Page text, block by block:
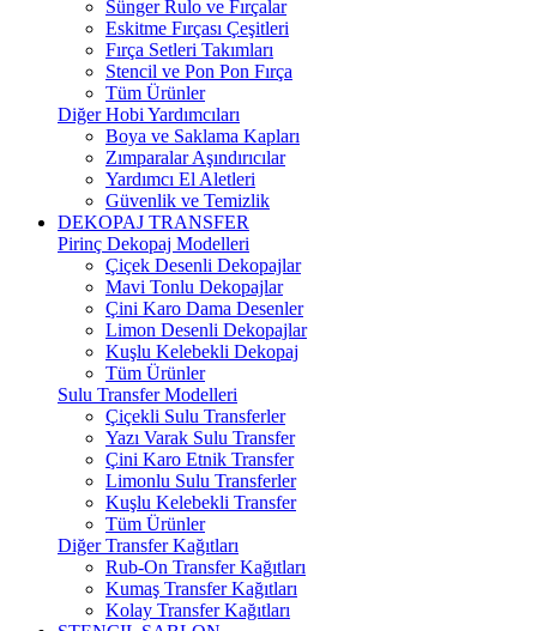
Sünger Rulo ve Fırçalar
Eskitme Fırçası Çeşitleri
Fırça Setleri Takımları
Stencil ve Pon Pon Fırça
Tüm Ürünler
Diğer Hobi Yardımcıları
Boya ve Saklama Kapları
Zımparalar Aşındırıcılar
Yardımcı El Aletleri
Güvenlik ve Temizlik
DEKOPAJ TRANSFER
Pirinç Dekopaj Modelleri
Çiçek Desenli Dekopajlar
Mavi Tonlu Dekopajlar
Çini Karo Dama Desenler
Limon Desenli Dekopajlar
Kuşlu Kelebekli Dekopaj
Tüm Ürünler
Sulu Transfer Modelleri
Çiçekli Sulu Transferler
Yazı Varak Sulu Transfer
Çini Karo Etnik Transfer
Limonlu Sulu Transferler
Kuşlu Kelebekli Transfer
Tüm Ürünler
Diğer Transfer Kağıtları
Rub-On Transfer Kağıtları
Kumaş Transfer Kağıtları
Kolay Transfer Kağıtları